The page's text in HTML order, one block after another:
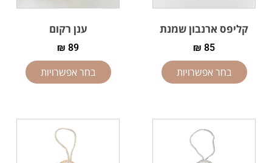
קליפס ארנבון שמנת
₪ 85
בחר אפשרויות
ענן רקום
₪ 89
בחר אפשרויות